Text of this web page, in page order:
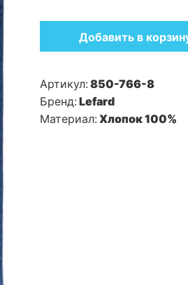
Добавить в
Артикул: 850-766-8
Бренд: Lefard
Материал: Хлопок 100%